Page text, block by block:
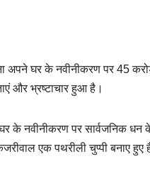
अपने घर के नवीनीकरण पर 45
और भ्रष्टाचार हुआ है।
घर के नवीनीकरण पर सार्वजनिक धन
एक पथरीली चुप्पी बनाए हुए